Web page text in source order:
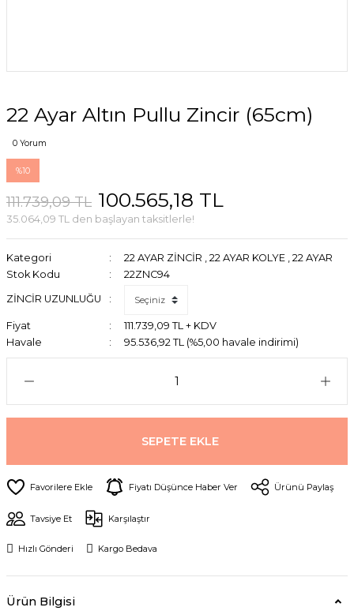
22 Ayar Altın Pullu Zincir (65cm)
0 Yorum
%10
111.739,09 TL 100.565,18 TL
35.064,09 TL den başlayan taksitlerle!
Kategori 22 AYAR ZİNCİR , 22 AYAR KOLYE , 22 AYAR
Stok Kodu
22ZNC94
ZİNCİR UZUNLUĞU
Fiyat
111.739,09 TL + KDV
Havale
95.536,92 TL (%5,00 havale indirimi)
SEPETE EKLE
Fiyatı Düşünce Haber Ver Ürünü Paylaş
Tavsiye Et Karşılaştır
Hızlı Gönderi Kargo Bedava
Ürün Bilgisi